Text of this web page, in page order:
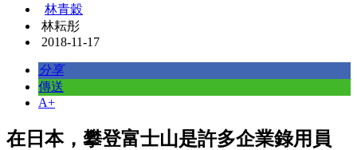
林青穀
林耘彤
2018-11-17
分享
傳送
A+
在日本，攀登富士山是許多企業錄用員